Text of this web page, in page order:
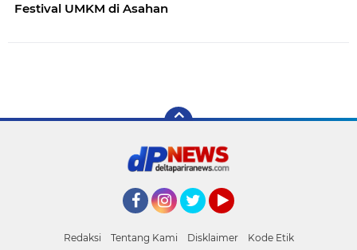
Festival UMKM di Asahan
Redaksi Tentang Kami Disklaimer
Kode Etik